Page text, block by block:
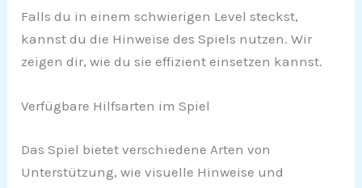
Falls du in einem schwierigen Level steckst,
kannst du die Hinweise des Spiels nutzen. Wir
zeigen dir, wie du sie effizient einsetzen kannst.
Verfügbare Hilfsarten im Spiel
Das Spiel bietet verschiedene Arten von
Unterstützung, wie visuelle Hinweise und